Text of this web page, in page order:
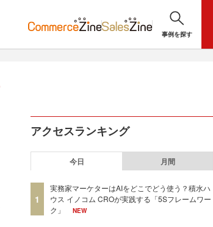
事例を探す
アクセスランキング
今日 月間
1
実務家マーケターはAIをどこでどう使う？積水ハ
ウス イノコム CROが実践する「5Sフレームワー
ク」
NEW